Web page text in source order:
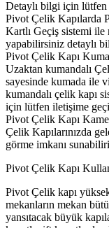
Detaylı bilgi için
Pivot Çelik Kapılarda
Kartlı Geçiş sistemi ile
yapabilirsiniz detaylı
Pivot Çelik Kapı
Uzaktan kumandalı
sayesinde kumada ile
kumandalı çelik kapı
için lütfen iletişime
Pivot Çelik Kapı
Çelik Kapılarınızda
görme imkanı
Pivot Çelik Kapı
Pivot Çelik kapı
mekanların mekan
yansıtacak büyük